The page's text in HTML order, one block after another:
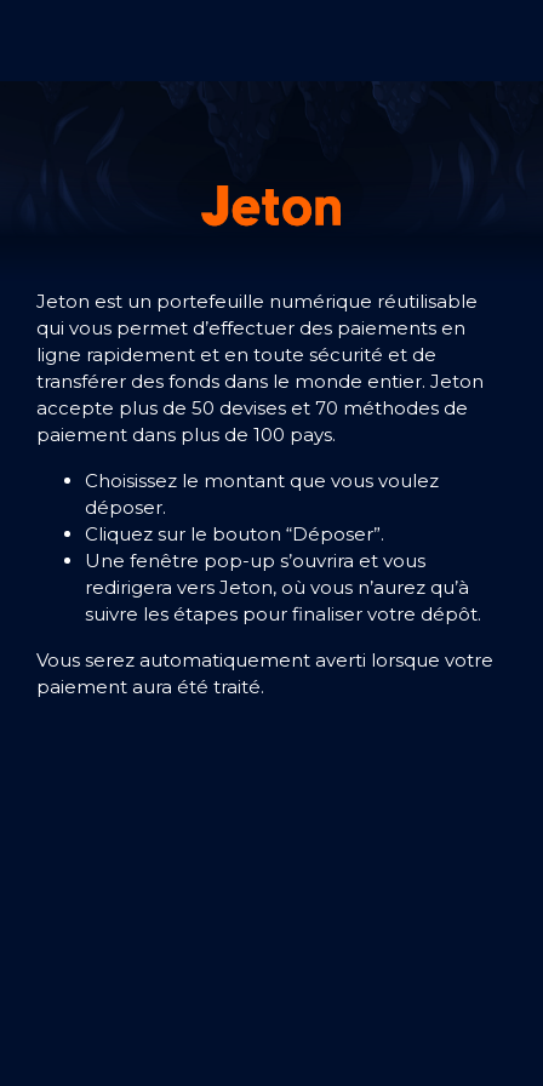
Jeton est un portefeuille numérique réutilisable
qui vous permet d’effectuer des paiements en
ligne rapidement et en toute sécurité et de
transférer des fonds dans le monde entier. Jeton
accepte plus de 50 devises et 70 méthodes de
paiement dans plus de 100 pays.
Choisissez le montant que vous voulez
déposer.
Cliquez sur le bouton “Déposer”.
Une fenêtre pop-up s’ouvrira et vous
redirigera vers Jeton, où vous n’aurez qu’à
suivre les étapes pour finaliser votre dépôt.
Vous serez automatiquement averti lorsque votre
paiement aura été traité.